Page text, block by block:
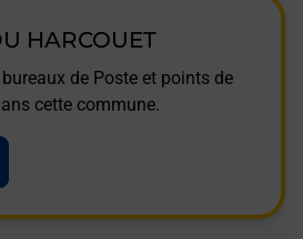
HARCOUET
de Poste et points de
cette commune.